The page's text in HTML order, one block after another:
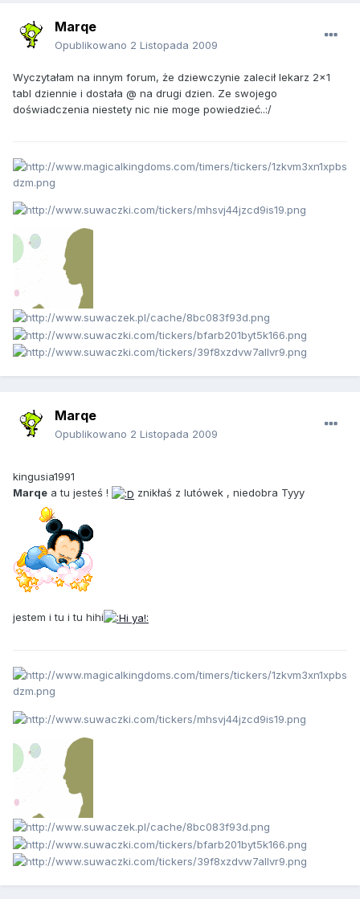
Marqe
Opublikowano 2 Listopada 2009
Wyczytałam na innym forum, że dziewczynie zalecił lekarz 2x1
tabl dziennie i dostała @ na drugi dzien. Ze swojego
doświadczenia niestety nic nie moge powiedzieć..:/
Marqe
Opublikowano 2 Listopada 2009
kingusia1991
Marqe a tu jesteś ! znikłaś z lutówek , niedobra Tyyy
jestem i tu i tu hihi